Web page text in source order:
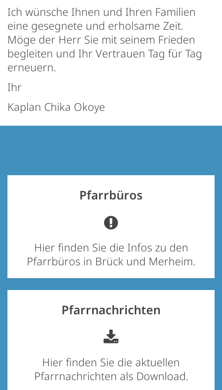
Ich wünsche Ihnen und Ihren Familien
eine gesegnete und erholsame Zeit.
Möge der Herr Sie mit seinem Frieden
begleiten und Ihr Vertrauen Tag für Tag
erneuern.
Ihr
Kaplan Chika Okoye
Pfarrbüros
Hier finden Sie die Infos zu den
Pfarrbüros in Brück und Merheim.
Pfarrnachrichten
Hier finden Sie die aktuellen
Pfarrnachrichten als Download.